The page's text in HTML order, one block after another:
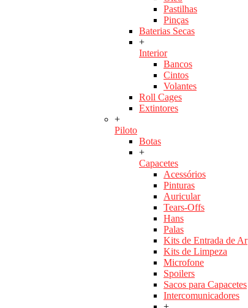
Pastilhas
Pinças
Baterias Secas
+
Interior
Bancos
Cintos
Volantes
Roll Cages
Extintores
+
Piloto
Botas
+
Capacetes
Acessórios
Pinturas
Auricular
Tears-Offs
Hans
Palas
Kits de Entrada de Ar
Kits de Limpeza
Microfone
Spoilers
Sacos para Capacetes
Intercomunicadores